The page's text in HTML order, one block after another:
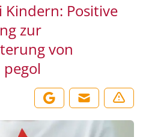
Kindern: Positive
zur
von